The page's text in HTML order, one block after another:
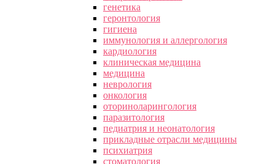
генетика
геронтология
гигиена
иммунология и аллергология
кардиология
клиническая медицина
медицина
неврология
онкология
оториноларингология
паразитология
педиатрия и неонатология
прикладные отрасли медицины
психиатрия
стоматология